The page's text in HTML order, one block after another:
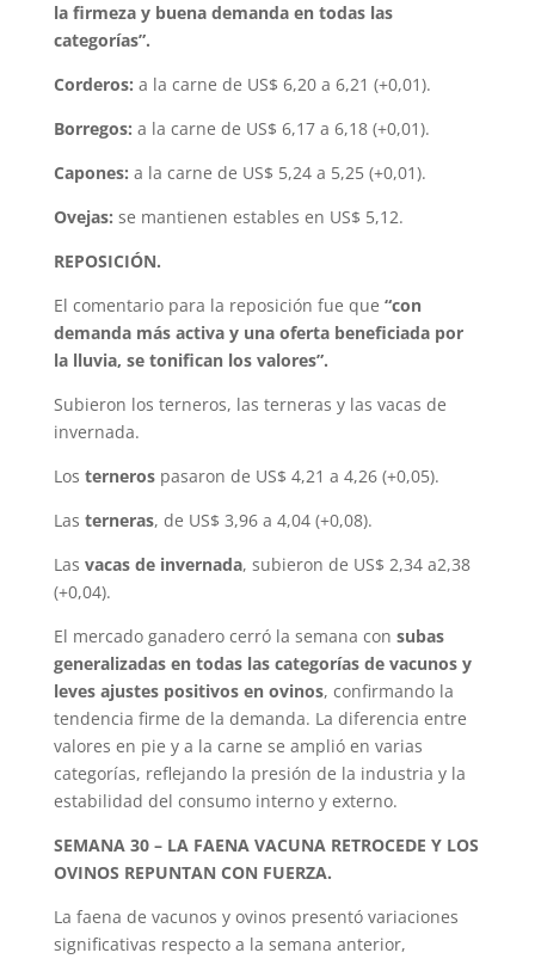
la firmeza y buena demanda en todas las
categorías”.
Corderos: a la carne de US$ 6,20 a 6,21 (+0,01).
Borregos: a la carne de US$ 6,17 a 6,18 (+0,01).
Capones: a la carne de US$ 5,24 a 5,25 (+0,01).
Ovejas: se mantienen estables en US$ 5,12.
REPOSICIÓN.
El comentario para la reposición fue que “con
demanda más activa y una oferta beneficiada por
la lluvia, se tonifican los valores”.
Subieron los terneros, las terneras y las vacas de
invernada.
Los ternerospasaron de US$ 4,21 a 4,26 (+0,05).
Las terneras, de US$ 3,96 a 4,04 (+0,08).
Las vacas de invernada, subieron de US$ 2,34 a2,38
(+0,04).
El mercado ganadero cerró la semana con subas
generalizadas en todas las categorías de vacunos y
leves ajustes positivos en ovinos, confirmando la
tendencia firme de la demanda. La diferencia entre
valores en pie y a la carne se amplió en varias
categorías, reflejando la presión de la industria y la
estabilidad del consumo interno y externo.
SEMANA 30 – LA FAENA VACUNA RETROCEDE Y LOS
OVINOS REPUNTAN CON FUERZA.
La faena de vacunos y ovinos presentó variaciones
significativas respecto a la semana anterior,